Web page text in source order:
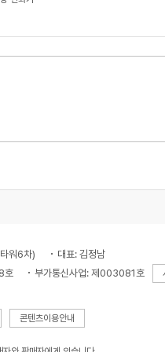
워6차)
대표: 김정남
호 부가통신사업: 제003081호
콘텐츠이용안내